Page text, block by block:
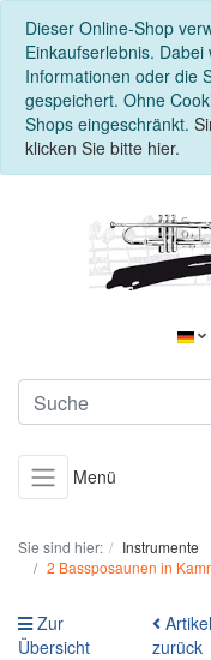
Dieser Online-Shop
Einkaufserlebnis.
Informationen oder die
gespeichert. Ohne
Shops eingeschränkt.
klicken Sie bitte hier.
Menü
Sie sind hier: Instrumente
2 Bassposaunen in
Zur
Übersicht
Artikel
zurück